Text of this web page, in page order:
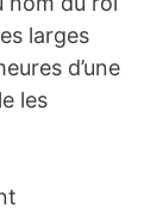
larges
d’une
les